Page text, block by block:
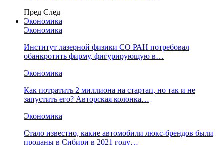
Пред След
Экономика
Экономика
Институт лазерной физики СО РАН потребовал
обанкротить фирму, фигурирующую в…
Экономика
Как потратить 2 миллиона на стартап, но так и не
запустить его? Авторская колонка…
Экономика
Стало известно, какие автомобили люкс-брендов были
проданы в Сибири в 2021 году…